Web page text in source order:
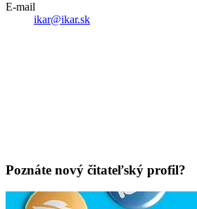
E-mail
ikar@ikar.sk
Poznáte nový čitateľský profil?